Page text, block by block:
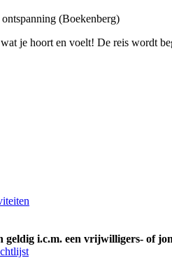
(Boekenberg)
je hoort en voelt! De reis wordt
geldig i.c.m. een vrijwilligers- of